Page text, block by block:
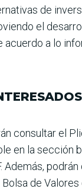
de
el
acuerdo a lo
con­sultar el
en la sección
Ade­más,
de Valores